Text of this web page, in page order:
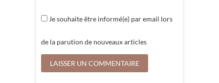
Je souhaite être informé(e) par email lors
de la parution de nouveaux articles